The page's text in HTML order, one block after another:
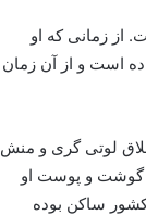
است. از زمانی که او
است و از آن زمان
لوتی گری و منش
گوشت و پوست او
ساکن بوده